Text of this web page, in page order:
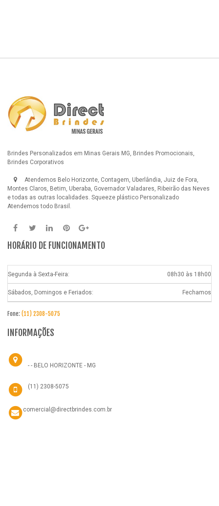
Brindes Personalizados em Minas Gerais MG, Brindes Promocionais,
Brindes Corporativos
Atendemos Belo Horizonte, Contagem, Uberlândia, Juiz de Fora,
Montes Claros, Betim, Uberaba, Governador Valadares, Ribeirão das Neves
e todas as outras localidades. Squeeze plástico Personalizado
Atendemos todo Brasil.
HORÁRIO DE FUNCIONAMENTO
Segunda à Sexta-Feira: 08h30 às 18h00
Sábados, Domingos e Feriados: Fechamos
Fone: (11) 2308-5075
INFORMAÇÕES
- - BELO HORIZONTE - MG
(11) 2308-5075
comercial@directbrindes.com.br